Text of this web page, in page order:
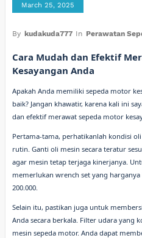
March 25, 2025
By kudakuda777 In Perawatan
Cara Mudah dan Efektif
Kesayangan Anda
Apakah Anda memiliki sepeda motor
baik? Jangan khawatir, karena kali ini
dan efektif merawat sepeda motor
Pertama-tama, perhatikanlah kondisi
rutin. Ganti oli mesin secara teratur
agar mesin tetap terjaga kinerjanya.
memerlukan wrench set yang harganya
200.000.
Selain itu, pastikan juga untuk
Anda secara berkala. Filter udara
mesin sepeda motor. Anda dapat